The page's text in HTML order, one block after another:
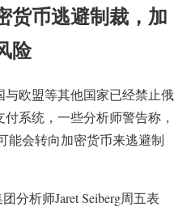
货币逃避制裁，加
险
欧盟等其他国家已经禁止俄
系统，一些分析师警告称，
能会转向加密货币来逃避制
分析师Jaret Seiberg周五表